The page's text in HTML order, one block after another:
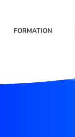
FORMATION